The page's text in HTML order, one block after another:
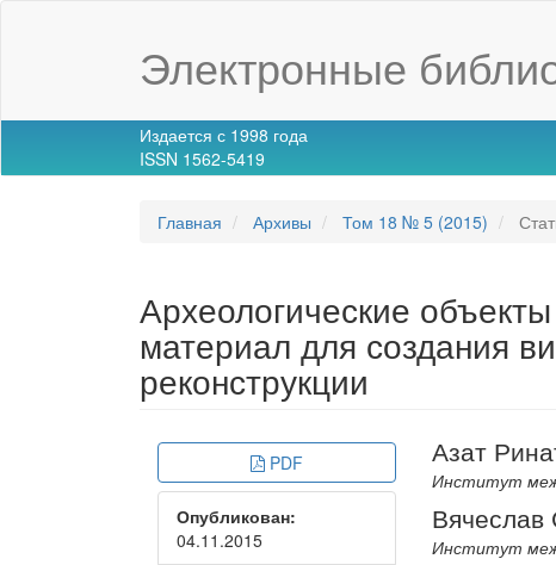
Электронные
Издается с 1998 года
ISSN 1562-5419
Главная Архивы Том 18 № 5 (2015)
Археологические
материал для создания
реконструкции
Article
Sidebar
PDF
Опубликован:
04.11.2015
Main
Article
Content
Азат
Институт
Вячеслав
Институт